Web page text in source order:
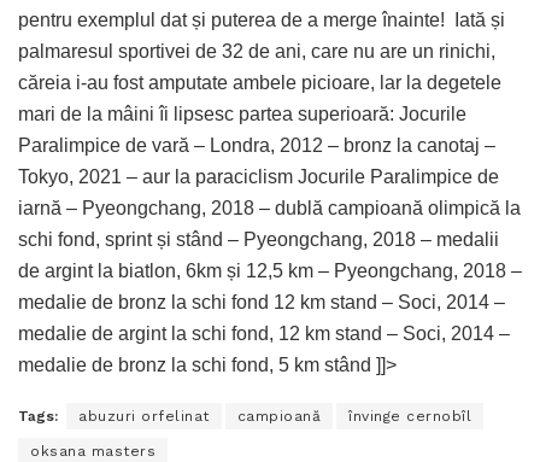
pentru exemplul dat și puterea de a merge înainte!
Iată și
palmaresul sportivei de 32 de ani, care nu are un rinichi,
căreia i-au fost amputate ambele picioare, lar la degetele
mari de la mâini îi lipsesc partea superioară: Jocurile
Paralimpice de vară – Londra, 2012 – bronz la canotaj –
Tokyo, 2021 – aur la paraciclism Jocurile Paralimpice de
iarnă – Pyeongchang, 2018 – dublă campioană olimpică la
schi fond, sprint și stând – Pyeongchang, 2018 – medalii
de argint la biatlon, 6km și 12,5 km – Pyeongchang, 2018 –
medalie de bronz la schi fond 12 km stand – Soci, 2014 –
medalie de argint la schi fond, 12 km stand – Soci, 2014 –
medalie de bronz la schi fond, 5 km stând ]]>
Tags: abuzuri orfelinat campioană învinge cernobîl
oksana masters